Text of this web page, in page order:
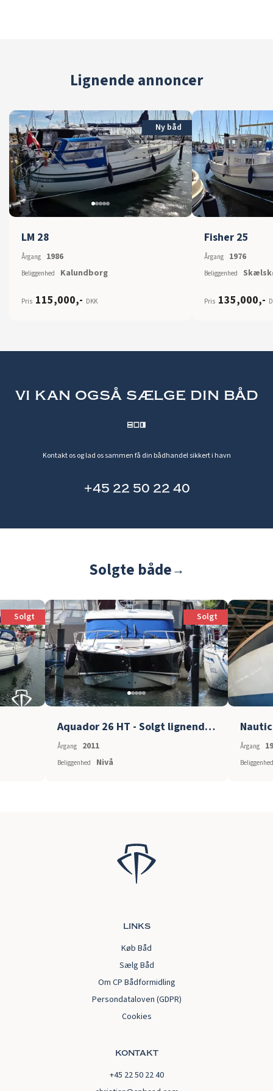
Lignende annoncer
Ny båd
LM 28
Årgang 1986
Beliggenhed Kalundborg
Pris 115,000,- DKK
Fisher 25
Årgang 1976
Beliggenhed
Pris 135,000,-
vi kan også sælge din båd
Kontakt os og lad os sammen få din bådhandel sikkert i havn
+45 22 50 22 40
Solgte både→
Solgt Solgt
Aquador 26 HT - Solgt lignende søges
Årgang 2011
Beliggenhed Nivå
Årgang
Beliggenhed
links
Køb Båd
Sælg Båd
Om CP Bådformidling
Persondataloven (GDPR)
Cookies
kontakt
+45 22 50 22 40